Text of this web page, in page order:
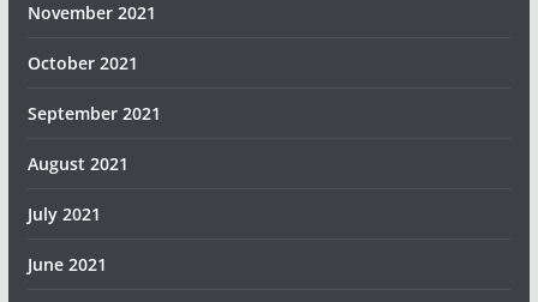
November 2021
October 2021
September 2021
August 2021
July 2021
June 2021